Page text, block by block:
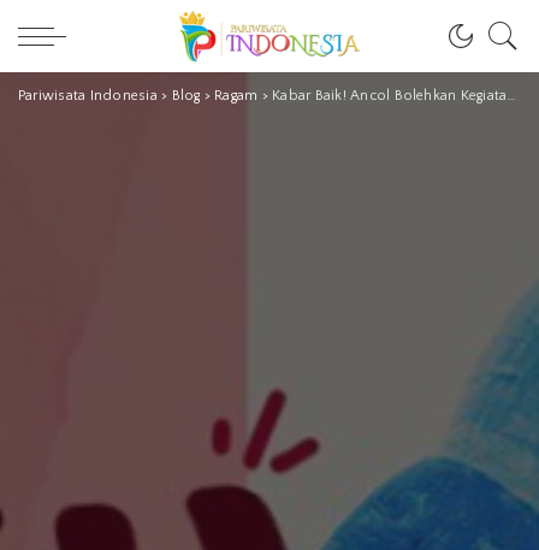
Pariwisata Indonesia > Blog > Ragam > Kabar Baik! Ancol Bolehkan Kegiatan Olahraga Per 18 Agustus, Besok Dibuka untuk Umum